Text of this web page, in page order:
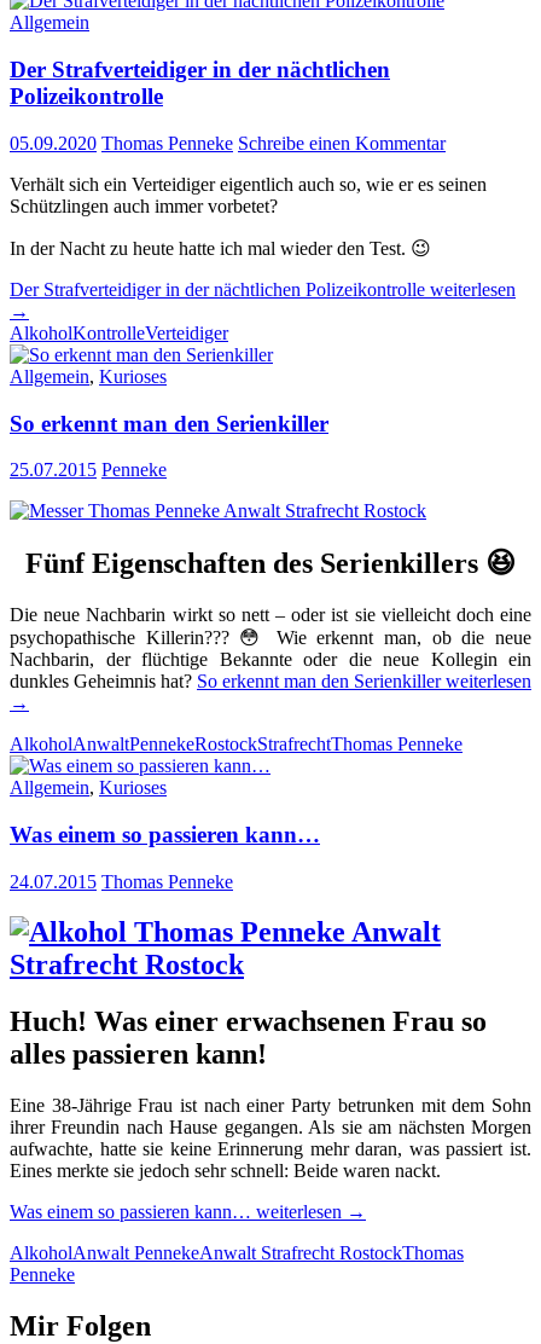
Allgemein
Der Strafverteidiger in der nächtlichen
Polizeikontrolle
05.09.2020 Thomas Penneke Schreibe einen Kommentar
Verhält sich ein Verteidiger eigentlich auch so, wie er es seinen
Schützlingen auch immer vorbetet?
In der Nacht zu heute hatte ich mal wieder den Test. 😉
Der Strafverteidiger in der nächtlichen Polizeikontrolle weiterlesen
→
AlkoholKontrolleVerteidiger
Allgemein, Kurioses
So erkennt man den Serienkiller
25.07.2015 Penneke
Fünf Eigenschaften des Serienkillers 😆
Die neue Nachbarin wirkt so nett – oder ist sie vielleicht doch eine
psychopathische Killerin??? 😳 Wie erkennt man, ob die neue
Nachbarin, der flüchtige Bekannte oder die neue Kollegin ein
dunkles Geheimnis hat? So erkennt man den Serienkillerweiterlesen
→
AlkoholAnwaltPennekeRostockStrafrechtThomas Penneke
Allgemein, Kurioses
Was einem so passieren kann…
24.07.2015 Thomas Penneke
Huch! Was einer erwachsenen Frau so
alles passieren kann!
Eine 38-Jährige Frau ist nach einer Party betrunken mit dem Sohn
ihrer Freundin nach Hause gegangen. Als sie am nächsten Morgen
aufwachte, hatte sie keine Erinnerung mehr daran, was passiert ist.
Eines merkte sie jedoch sehr schnell: Beide waren nackt.
Was einem so passieren kann… weiterlesen →
AlkoholAnwalt PennekeAnwalt Strafrecht RostockThomas
Penneke
Mir Folgen